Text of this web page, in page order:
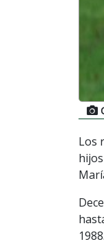
Los
1988.